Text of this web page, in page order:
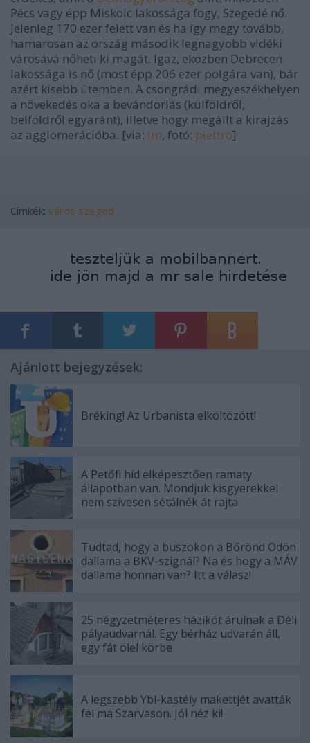
Pécs vagy épp Miskolc lakossága fogy, Szegedé nő.
Jelenleg 170 ezer felett van és ha így megy tovább,
hamarosan az ország második legnagyobb vidéki
városává nőheti ki magát. Igaz, eközben Debrecen
lakossága is nő (most épp 206 ezer polgára van), bár
azért kisebb ütemben. A csongrádi megyeszékhelyen
a növekedés oka a bevándorlás (külföldről,
belföldről egyaránt), illetve hogy megállt a kirajzás
az agglomerációba. [via: im, fotó: piettro]
Címkék: város szeged
Ajánlott bejegyzések:
Bréking! Az Urbanista elköltözött!
A Petőfi híd elképesztően ramaty
állapotban van. Mondjuk kisgyerekkel
nem szívesen sétálnék át rajta
Tudtad, hogy a buszokon a Bőrönd Ödön
dallama a BKV-szignál? Na és hogy a MÁV
dallama honnan van? Itt a válasz!
25 négyzetméteres házikót árulnak a Déli
pályaudvarnál. Egy bérház udvarán áll,
egy fát ölel körbe
A legszebb Ybl-kastély makettjét avatták
fel ma Szarvason. Jól néz ki!